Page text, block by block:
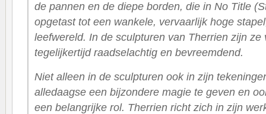
de pannen en de diepe borden, die in No Title
opgetast tot een wankele, vervaarlijk hoge
leefwereld. In de sculpturen van Therrien zijn ze
tegelijkertijd raadselachtig en bevreemdend.
Niet alleen in de sculpturen ook in zijn
alledaagse een bijzondere magie te geven en
een belangrijke rol. Therrien richt zich in zijn